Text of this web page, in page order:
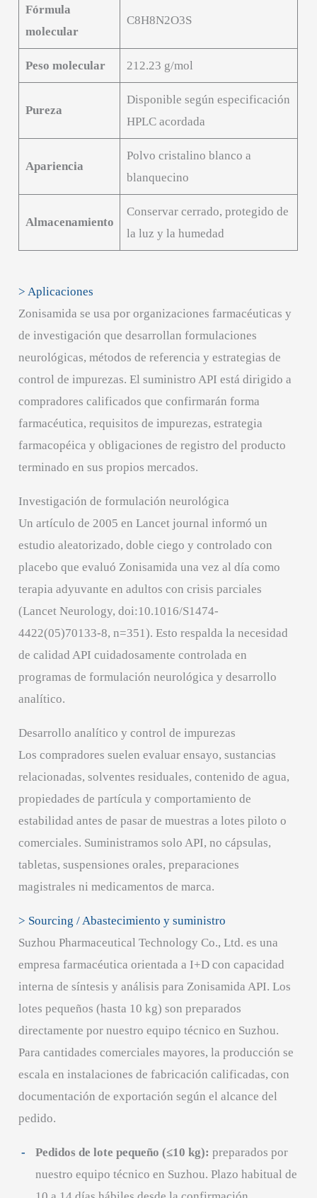
Fórmula
molecular
C8H8N2O3S
Peso molecular 212.23 g/mol
Pureza
Disponible según especificación
HPLC acordada
Apariencia
Polvo cristalino blanco a
blanquecino
Almacenamiento
Conservar cerrado, protegido de
la luz y la humedad
> Aplicaciones
Zonisamida se usa por organizaciones farmacéuticas y
de investigación que desarrollan formulaciones
neurológicas, métodos de referencia y estrategias de
control de impurezas. El suministro API está dirigido a
compradores calificados que confirmarán forma
farmacéutica, requisitos de impurezas, estrategia
farmacopéica y obligaciones de registro del producto
terminado en sus propios mercados.
Investigación de formulación neurológica
Un artículo de 2005 en Lancet journal informó un
estudio aleatorizado, doble ciego y controlado con
placebo que evaluó Zonisamida una vez al día como
terapia adyuvante en adultos con crisis parciales
(Lancet Neurology, doi:10.1016/S1474-
4422(05)70133-8, n=351). Esto respalda la necesidad
de calidad API cuidadosamente controlada en
programas de formulación neurológica y desarrollo
analítico.
Desarrollo analítico y control de impurezas
Los compradores suelen evaluar ensayo, sustancias
relacionadas, solventes residuales, contenido de agua,
propiedades de partícula y comportamiento de
estabilidad antes de pasar de muestras a lotes piloto o
comerciales. Suministramos solo API, no cápsulas,
tabletas, suspensiones orales, preparaciones
magistrales ni medicamentos de marca.
> Sourcing / Abastecimiento y suministro
Suzhou Pharmaceutical Technology Co., Ltd. es una
empresa farmacéutica orientada a I+D con capacidad
interna de síntesis y análisis para Zonisamida API. Los
lotes pequeños (hasta 10 kg) son preparados
directamente por nuestro equipo técnico en Suzhou.
Para cantidades comerciales mayores, la producción se
escala en instalaciones de fabricación calificadas, con
documentación de exportación según el alcance del
pedido.
Pedidos de lote pequeño (≤10 kg): preparados por
nuestro equipo técnico en Suzhou. Plazo habitual de